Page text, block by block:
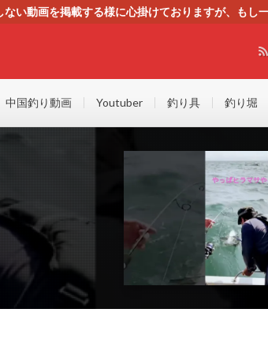
い動画を掲載する様に心掛けておりますが、もし
中国釣り動画 Youtuber 釣り具 釣り堀